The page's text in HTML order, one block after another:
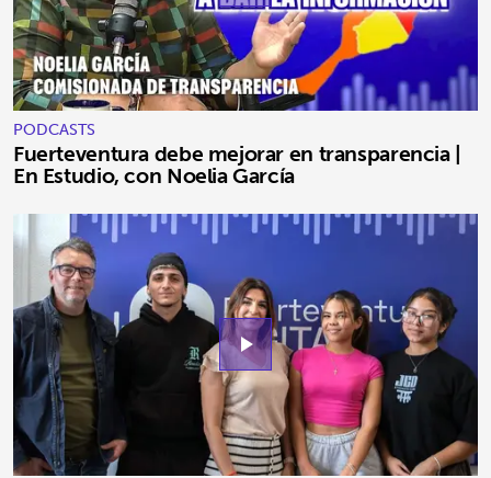
PODCASTS
Fuerteventura debe mejorar en transparencia |
En Estudio, con Noelia García
play_arrow